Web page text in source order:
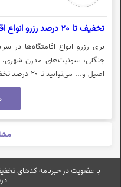
تخفیف تا 20 درصد رزرو انواع اقامتگاه از سپنجا
برای رزرو انواع اقامتگاه‌ها در
جنگلی، سوئیت‌های مدرن شهری،
اصیل و...
رزرو اقامتگاه با تخفیف سپنجا،
با عضویت در خبرنامه کدهای